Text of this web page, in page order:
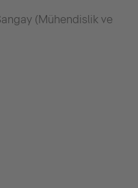
(Mühendislik ve